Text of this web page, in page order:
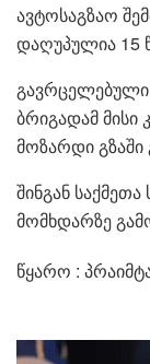
ავტოსაგზაო
დაღუპულია 15
ბრიგადამ მისი
მოზარდი
შინგან
მომხდარზე
წყარო :